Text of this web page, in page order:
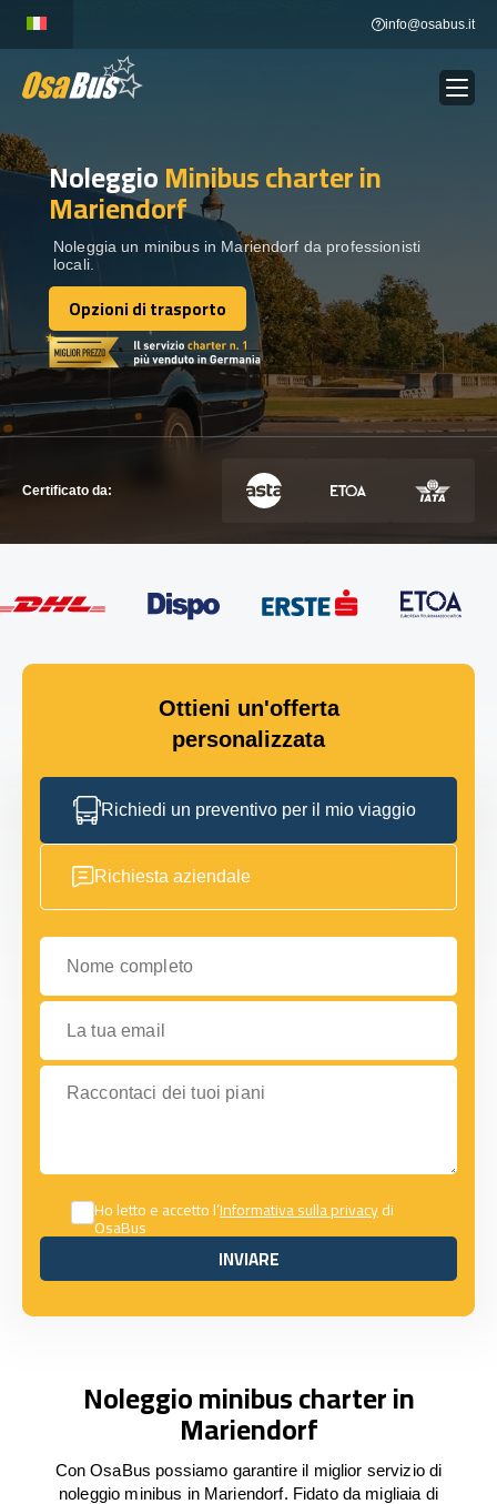
content
info@osabus.it
NOLEGGIO AUTOBUS Show dropdown
DESTINAZIONI
FLOTTA
METTITI IN CONTATTO
METTITI IN CONTATTO
NoleggioMinibus charterin
Mariendorf
Noleggia un minibus in Mariendorf da professionisti
locali.
Opzioni di trasporto
Opzioni di trasporto
Certificato da:
Ottieni un'offerta
personalizzata
Richiedi un preventivo per il mio viaggio
Richiesta aziendale
Nome completo
La tua email
Raccontaci dei tuoi piani
Ho letto e accetto l’Informativa sulla privacydi
OsaBus
INVIARE
INVIARE
Noleggio minibus charter in
Mariendorf
Con OsaBus possiamo garantire il miglior servizio di
noleggio minibus in Mariendorf. Fidato da migliaia di